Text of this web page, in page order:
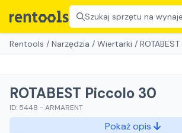
Szukaj sprzętu na
Rentools / Narzędzia / Wiertarki /
ROTABEST Piccolo 30
ID: 5448 -ARMARENT
Pokaż opis